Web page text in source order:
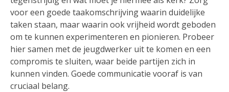
voor een goede taakomschrijving waarin duidelijke
taken staan, maar waarin ook vrijheid wordt geboden
om te kunnen experimenteren en pionieren. Probeer
hier samen met de jeugdwerker uit te komen en een
compromis te sluiten, waar beide partijen zich in
kunnen vinden. Goede communicatie vooraf is van
cruciaal belang.